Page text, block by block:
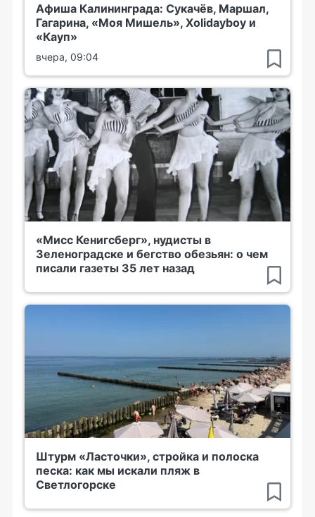
Афиша Калининграда: Сукачёв, Маршал,
Гагарина, «Моя Мишель», Xolidayboy и
«Кауп»
вчера, 09:04
«Мисс Кенигсберг», нудисты в
Зеленоградске и бегство обезьян: о чем
писали газеты 35 лет назад
Штурм «Ласточки», стройка и полоска
песка: как мы искали пляж в
Светлогорске